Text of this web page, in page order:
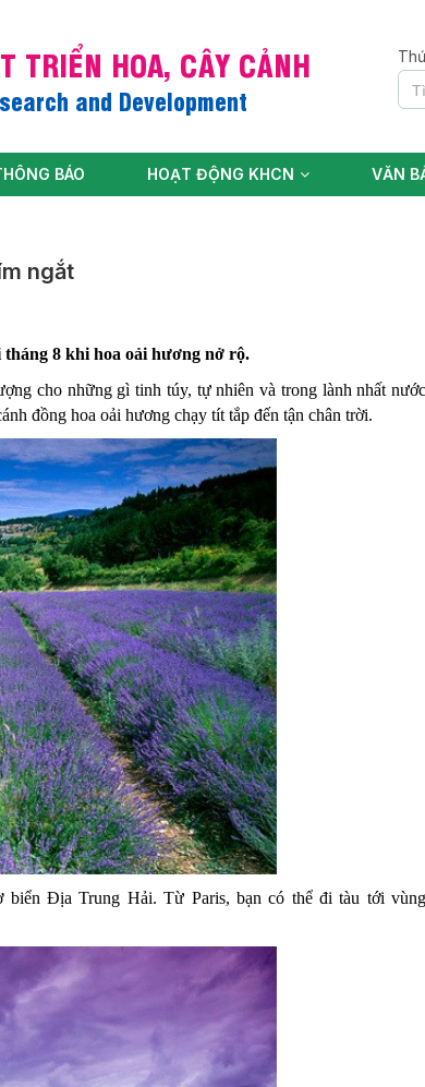
TRIỂN HOA, CÂY CẢNH
and Development
BÁO HOẠT ĐỘNG KHCN VĂN
ngắt
8 khi hoa oải hương nở rộ.
cho những gì tinh túy, tự nhiên và trong lành nhất nước
đồng hoa oải hương chạy tít tắp đến tận chân trời.​
biển Địa Trung Hải.Từ Paris, bạn có thể đi tàu tới vùng